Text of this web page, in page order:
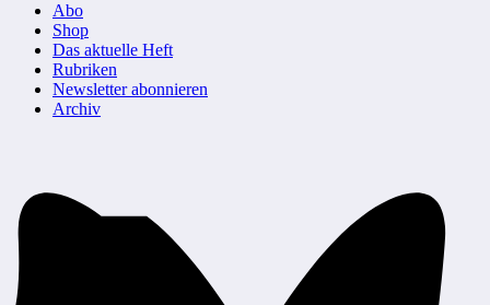
Abo
Shop
Das aktuelle Heft
Rubriken
Newsletter abonnieren
Archiv